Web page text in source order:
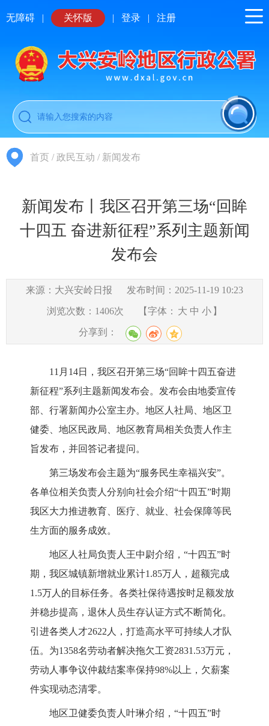
无障碍 | 关怀版 | 登录 | 注册
首页 /政民互动 / 新闻发布
新闻发布丨我区召开第三场“回眸
十四五 奋进新征程”系列主题新闻
发布会
来源：大兴安岭日报 发布时间：2025-11-19 10:23
浏览次数： 1406次 【字体： 大 中 小 】
分享到：
11月 14日，我区召开第三场“回眸十四五奋进
新征程”系列主题新闻发布会。发布会由地委宣传
部、行署新闻办公室主办。地区人社局、地区卫
健委 、地区民政局、地区教育局相关负责人作主
旨发布，并回答记者提问。
第三场发布会主题为“服务民生幸福兴安”。
各单位相关负责人分别向社会介绍“十四五”时期
我区大力推进教育、医疗、就业、社会保障等民
生方面的服务成效。
地区人社局负责人王中尉介绍 ， “十四五”时
期， 我区城镇新增就业累计1.85万人 ， 超额完成
1.5万人的目标任务。 各类社保待遇按时足额发放
并稳步提高 ， 退休人员生存认证方式不断简化。
引进各类人才2622人， 打造高水平可持续人才队
伍。为1358名劳动者解决拖欠工资2831.53万元，
劳动人事争议仲裁结案率保持98%以上，欠薪案
件实现动态清零。
地区卫健委负责人 叶琳介绍 ， “十四五”时